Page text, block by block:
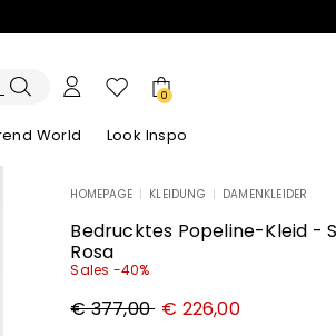
0
World Look Inspo
Entdecken unsere KleiderEntdecken unseren Sandalen
HOMEPAGE KLEIDUNG DAMENKLEIDER
Bedrucktes Popeline-Kleid -
Rosa
Sales -40%
Ursprünglicher
Preis
€ 377,00 Neuer
Preis
€ 226,00